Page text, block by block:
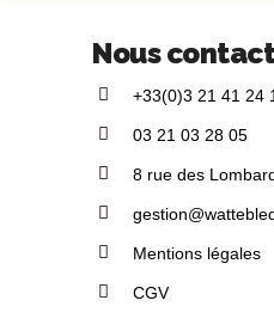
Nous
+33(0)3 21 41 24
03 21 03 28 05
8 rue des
Mentions légales
CGV